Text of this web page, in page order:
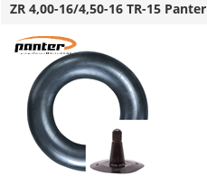
ZR 4,00-16/4,50-16 TR-15 Panter